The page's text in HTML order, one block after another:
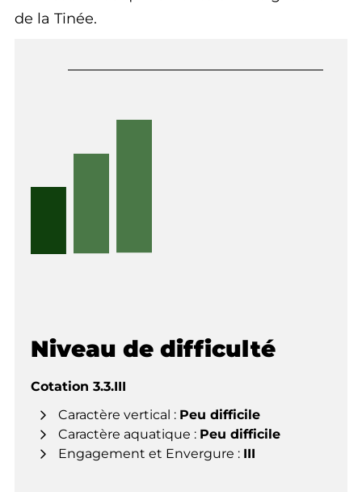
de la Tinée.
Niveau de difficulté
Cotation 3.3.III
Caractère vertical : Peu difficile
Caractère aquatique : Peu difficile
Engagement et Envergure : III